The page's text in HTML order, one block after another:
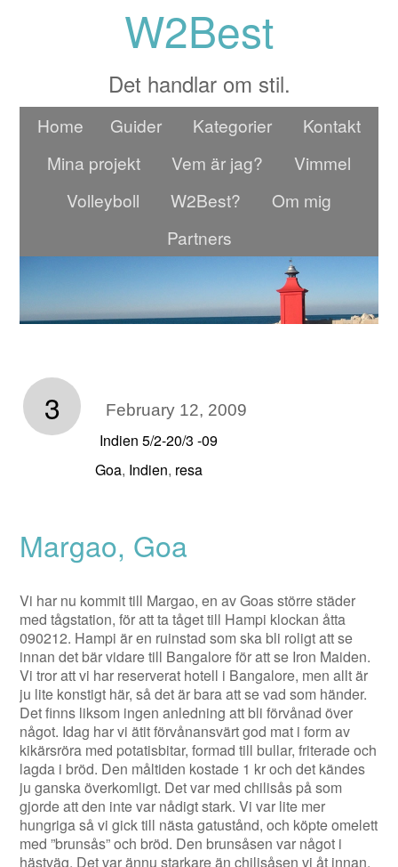
W2Best
Det handlar om stil.
Home Guider Kategorier
Kontakt
Mina projekt
Vem är jag?
Vimmel
Volleyboll
W2Best?
Om mig
Partners
3 February 12, 2009
Indien 5/2-20/3 -09
Goa, Indien, resa
Margao, Goa
Vi har nu kommit till Margao, en av Goas större städer
med tågstation, för att ta tåget till Hampi klockan åtta
090212. Hampi är en ruinstad som ska bli roligt att se
innan det bär vidare till Bangalore för att se Iron Maiden.
Vi tror att vi har reserverat hotell i Bangalore, men allt är
ju lite konstigt här, så det är bara att se vad som händer.
Det finns liksom ingen anledning att bli förvånad över
något. Idag har vi ätit förvånansvärt god mat i form av
kikärsröra med potatisbitar, formad till bullar, friterade och
lagda i bröd. Den måltiden kostade 1 kr och det kändes
ju ganska överkomligt. Det var med chilisås på som
gjorde att den inte var nådigt stark. Vi var lite mer
hungriga så vi gick till nästa gatustånd, och köpte omelett
med ”brunsås” och bröd. Den brunsåsen var något i
hästväg. Det var ännu starkare än chilisåsen vi åt innan.